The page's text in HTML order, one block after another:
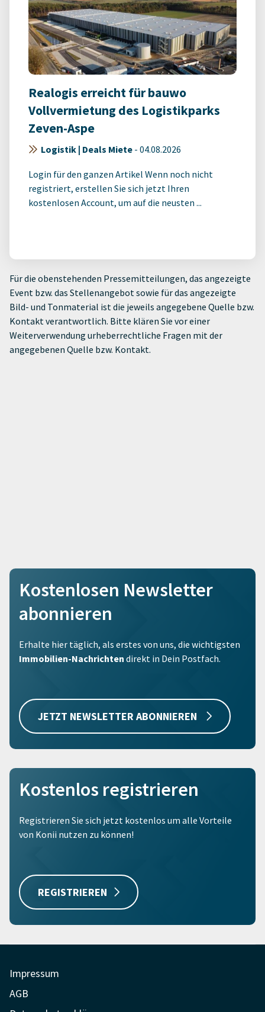
Realogis erreicht für bauwo
Vollvermietung des Logistikparks
Zeven-Aspe
Logistik | Deals Miete - 04.08.2026
Login für den ganzen Artikel Wenn noch nicht
registriert, erstellen Sie sich jetzt Ihren
kostenlosen Account, um auf die neusten ...
Für die obenstehenden Pressemitteilungen, das angezeigte
Event bzw. das Stellenangebot sowie für das angezeigte
Bild- und Tonmaterial ist die jeweils angegebene Quelle bzw.
Kontakt verantwortlich. Bitte klären Sie vor einer
Weiterverwendung urheberrechtliche Fragen mit der
angegebenen Quelle bzw. Kontakt.
Kostenlosen Newsletter
abonnieren
Erhalte hier täglich, als erstes von uns, die wichtigsten
Immobilien-Nachrichten direkt in Dein Postfach.
JETZT NEWSLETTER ABONNIEREN
Kostenlos registrieren
Registrieren Sie sich jetzt kostenlos um alle Vorteile
von Konii nutzen zu können!
REGISTRIEREN
Impressum
AGB